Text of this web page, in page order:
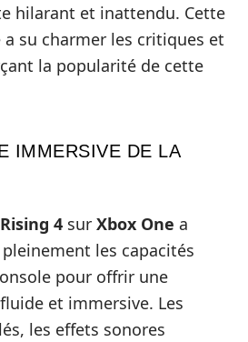
hilarant et inattendu. Cette
su charmer les critiques et
la popularité de cette
IMMERSIVE DE LA
4 sur Xbox One a
les capacités
pour offrir une
et immersive. Les
les effets sonores